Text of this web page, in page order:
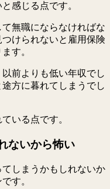
感じる点です。
無職にならなければな
けられないと雇用保険
す。
前よりも低い年収でし
方に暮れてしまうでし
いる点です。
ないから怖い
しまうかもしれないか
す。